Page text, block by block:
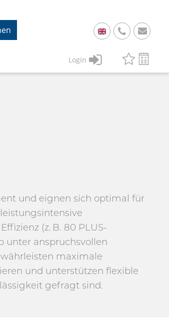
49
Login
und eignen sich optimal für
(z. B. 80 PLUS-
unter anspruchsvollen
maximale
und unterstützen flexible
gefragt sind.